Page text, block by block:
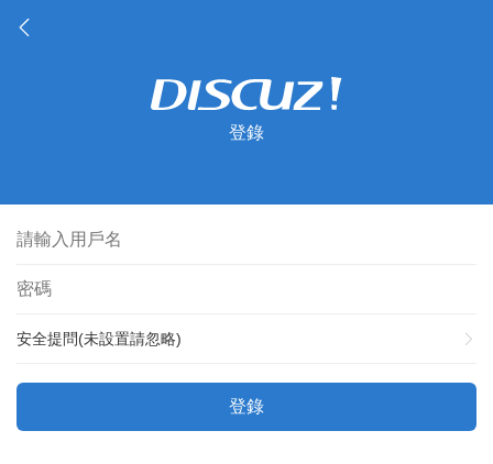
登錄
安全提問(未設置請忽略)
登錄